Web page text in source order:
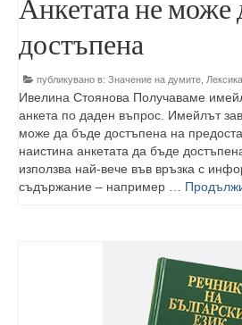
Анкетата не може
достъпена
публикувано в: Значение на думите Лексика
Ивелина Стоянова Получаваме
анкета по даден въпрос. Имейлът
може да бъде достъпена на
наистина анкетата да бъде
използва най-вече във връзка с
съдържание – например …